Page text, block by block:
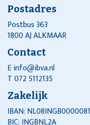
Postadres
Postbus 363
1800 AJ ALKMAAR
Contact
Einfo@ibva.nl
T 072 5112135
Zakelijk
IBAN: